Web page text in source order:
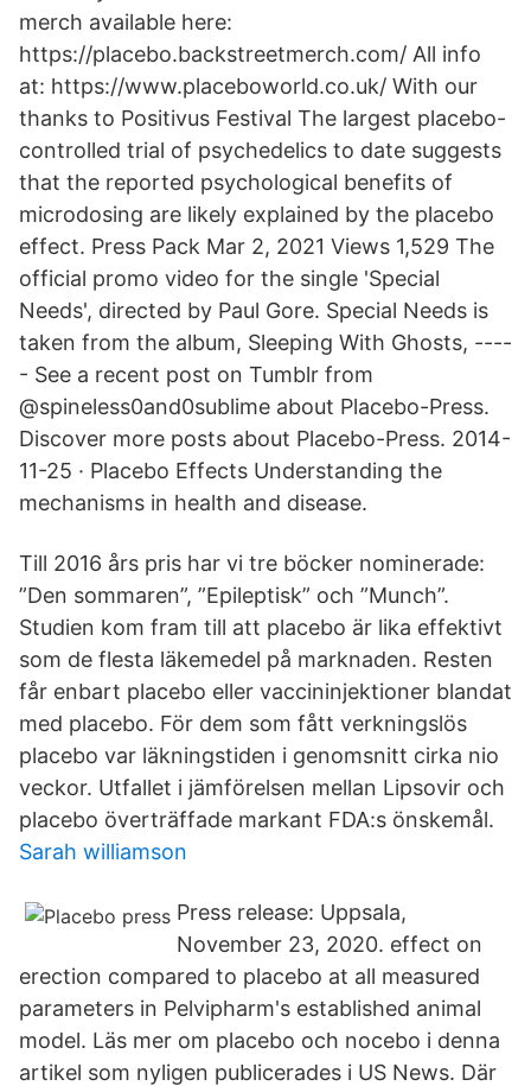
merch available here:
https://placebo.backstreetmerch.com/ All info
at: https://www.placeboworld.co.uk/ With our
thanks to Positivus Festival The largest placebo-
controlled trial of psychedelics to date suggests
that the reported psychological benefits of
microdosing are likely explained by the placebo
effect. Press Pack Mar 2, 2021 Views 1,529 The
official promo video for the single 'Special
Needs', directed by Paul Gore. Special Needs is
taken from the album, Sleeping With Ghosts, ----
- See a recent post on Tumblr from
@spineless0and0sublime about Placebo-Press.
Discover more posts about Placebo-Press. 2014-
11-25 · Placebo Effects Understanding the
mechanisms in health and disease.
Till 2016 års pris har vi tre böcker nominerade:
”Den sommaren”, ”Epileptisk” och ”Munch”.
Studien kom fram till att placebo är lika effektivt
som de flesta läkemedel på marknaden. Resten
får enbart placebo eller vaccininjektioner blandat
med placebo. För dem som fått verkningslös
placebo var läkningstiden i genomsnitt cirka nio
veckor. Utfallet i jämförelsen mellan Lipsovir och
placebo överträffade markant FDA:s önskemål.
Sarah williamson
Press release: Uppsala,
November 23, 2020. effect on
erection compared to placebo at all measured
parameters in Pelvipharm's established animal
model. Läs mer om placebo och nocebo i denna
artikel som nyligen publicerades i US News. Där